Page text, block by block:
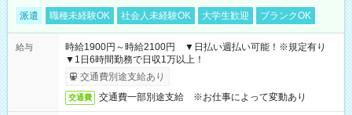
派遣 職種未経験OK 社会人未経験OK 大学生歓迎 ブランクOK
給与
時給1900円～時給2100円 ▼日払い週払い可能！※規定有り
▼1日6時間勤務で日収1万以上！
交通費別途支給あり
交通費 交通費一部別途支給 ※お仕事によって変動あり